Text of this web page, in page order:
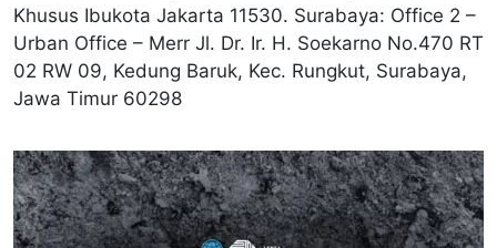
Khusus Ibukota Jakarta 11530. Surabaya: Office 2 –
Urban Office – Merr Jl. Dr. Ir. H. Soekarno No.470 RT
02 RW 09, Kedung Baruk, Kec. Rungkut, Surabaya,
Jawa Timur 60298